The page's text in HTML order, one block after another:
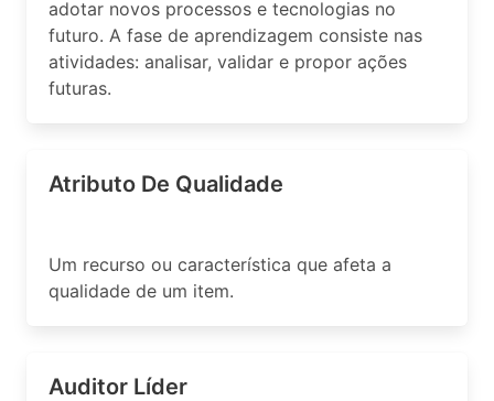
adotar novos processos e tecnologias no
futuro. A fase de aprendizagem consiste nas
atividades: analisar, validar e propor ações
futuras.
Atributo De Qualidade
Um recurso ou característica que afeta a
qualidade de um item.
Auditor Líder